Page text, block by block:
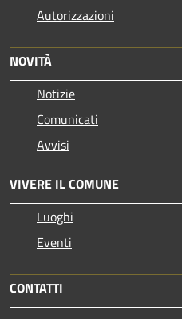
Autorizzazioni
NOVITÀ
Notizie
Comunicati
Avvisi
VIVERE IL COMUNE
Luoghi
Eventi
CONTATTI